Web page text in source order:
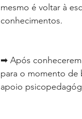
mesmo é voltar à
conhecimentos.
➡ Após conhecerem
para o momento de
apoio